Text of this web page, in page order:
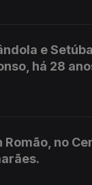
e
há 28
Romão, no